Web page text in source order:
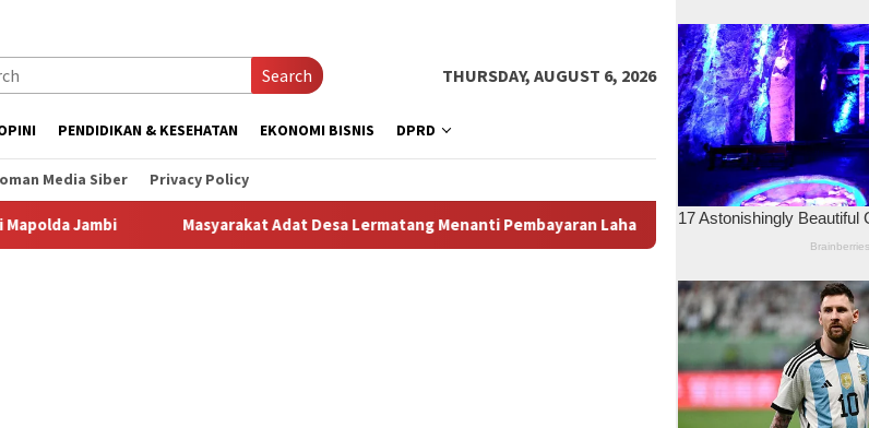
Search THURSDAY, AUGUST 6, 2026
PENDIDIKAN & KESEHATAN EKONOMI BISNIS DPRD
Media Siber Privacy Policy
Adat Desa Lermatang Menanti Pembayaran Lahan: Antara Dugaan Konspirasi dan Bayang-Bayang “Makelar